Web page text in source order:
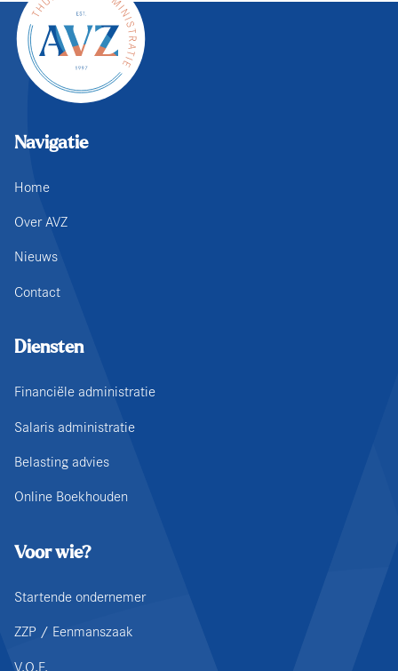
Navigatie
Home
Over AVZ
Nieuws
Contact
Diensten
Financiële administratie
Salaris administratie
Belasting advies
Online Boekhouden
Voor wie?
Startende ondernemer
ZZP / Eenmanszaak
V.O.F.